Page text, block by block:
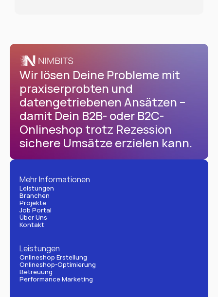
Wir lösen Deine Probleme mit
praxiserprobten und
datengetriebenen Ansätzen –
damit Dein B2B- oder B2C-
Onlineshop trotz Rezession
sichere Umsätze erzielen kann.
Mehr Informationen
Leistungen
Branchen
Projekte
Job Portal
Über Uns
Kontakt
Leistungen
Onlineshop Erstellung
Onlineshop-Optimierung
Betreuung
Performance Marketing